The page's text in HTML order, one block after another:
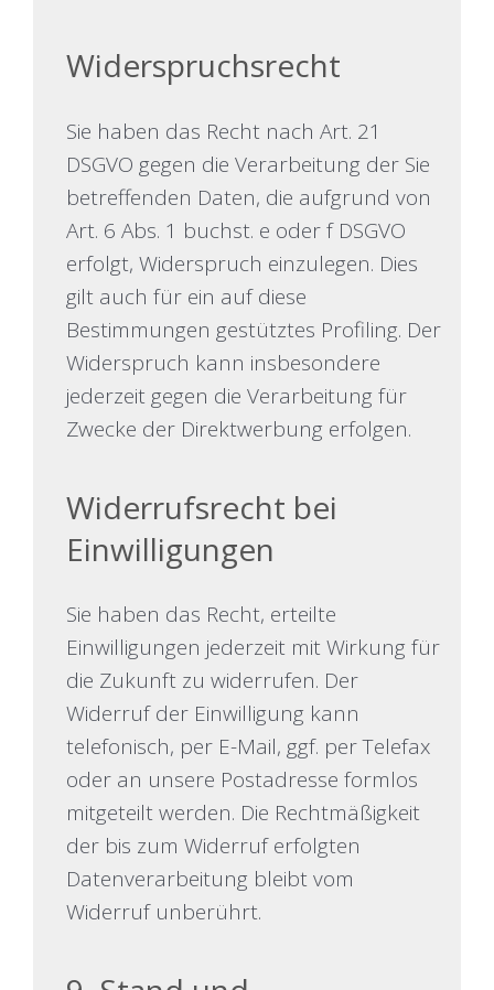
Widerspruchsrecht
Sie haben das Recht nach Art. 21
DSGVO gegen die Verarbeitung der Sie
betreffenden Daten, die aufgrund von
Art. 6 Abs. 1 buchst. e oder f DSGVO
erfolgt, Widerspruch einzulegen. Dies
gilt auch für ein auf diese
Bestimmungen gestütztes Profiling. Der
Widerspruch kann insbesondere
jederzeit gegen die Verarbeitung für
Zwecke der Direktwerbung erfolgen.
Widerrufsrecht bei
Einwilligungen
Sie haben das Recht, erteilte
Einwilligungen jederzeit mit Wirkung für
die Zukunft zu widerrufen. Der
Widerruf der Einwilligung kann
telefonisch, per E-Mail, ggf. per Telefax
oder an unsere Postadresse formlos
mitgeteilt werden. Die Rechtmäßigkeit
der bis zum Widerruf erfolgten
Datenverarbeitung bleibt vom
Widerruf unberührt.